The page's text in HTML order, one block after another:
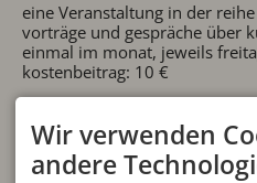
eine Veranstaltung in der
vorträge und gespräche über
einmal im monat, jeweils
kostenbeitrag: 10 €
Wir verwenden
andere